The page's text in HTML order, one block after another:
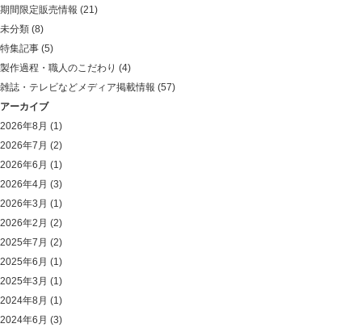
期間限定販売情報 (21)
未分類 (8)
特集記事 (5)
製作過程・職人のこだわり (4)
雑誌・テレビなどメディア掲載情報 (57)
アーカイブ
2026年8月 (1)
2026年7月 (2)
2026年6月 (1)
2026年4月 (3)
2026年3月 (1)
2026年2月 (2)
2025年7月 (2)
2025年6月 (1)
2025年3月 (1)
2024年8月 (1)
2024年6月 (3)